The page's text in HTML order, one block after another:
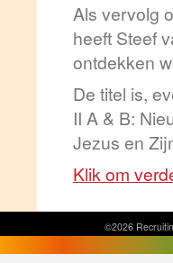
Als vervolg
heeft Steef
ontdekken
De titel is,
II A & B:
Jezus en
Klik om
©2026